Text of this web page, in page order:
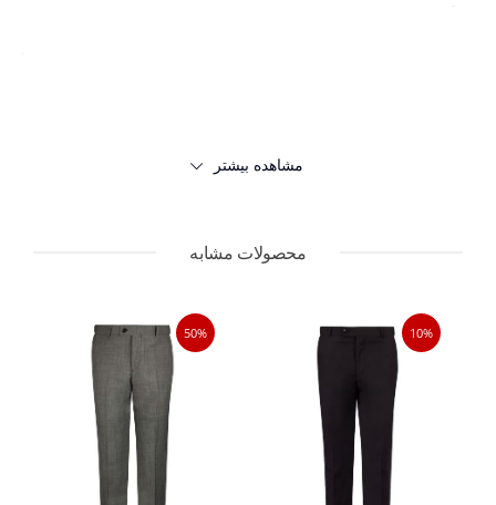
طبق لیبل شستشومشاهده بیشتر
محصولات مشابه
10%
50%